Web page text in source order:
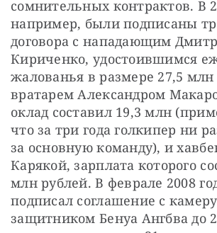
сомнительных контрактов. В
например, были подписаны
договора с нападающим
Кириченко, удостоившимся
жалованья в размере 27,5 млн
вратарем Александром
оклад составил 19,3 млн
что за три года голкипер ни
за основную команду), и
Карякой, зарплата которого
млн рублей. В феврале 2008
подписал соглашение с
защитником Бенуа Ангбва до